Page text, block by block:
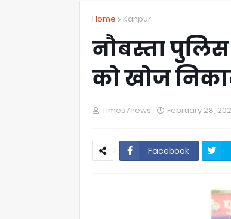
Home Kanpur
नौबस्ता
को खोज
Times7news February 28,
Facebook